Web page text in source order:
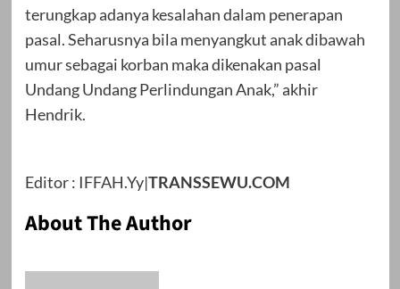
terungkap adanya kesalahan dalam penerapan
pasal. Seharusnya bila menyangkut anak dibawah
umur sebagai korban maka dikenakan pasal
Undang Undang Perlindungan Anak,” akhir
Hendrik.
Editor : IFFAH.Yy|TRANSSEWU.COM
About The Author